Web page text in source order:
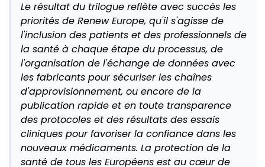
Le résultat du trilogue reflète avec succès les
priorités de Renew Europe, qu'il s'agisse de
l'inclusion des patients et des professionnels de
la santé à chaque étape du processus, de
l'organisation de l'échange de données avec
les fabricants pour sécuriser les chaînes
d'approvisionnement, ou encore de la
publication rapide et en toute transparence
des protocoles et des résultats des essais
cliniques pour favoriser la confiance dans les
nouveaux médicaments. La protection de la
santé de tous les Européens est au cœur de